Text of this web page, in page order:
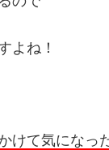
よね！
けて気になっ